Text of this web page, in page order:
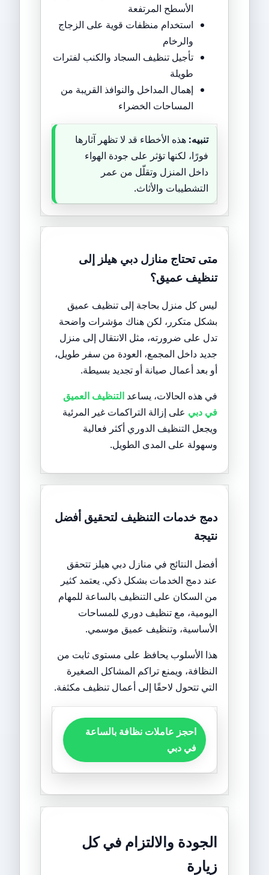
الأسطح المرتفعة
استخدام منظفات قوية على الزجاج
والرخام
تأجيل تنظيف السجاد والكنب لفترات
طويلة
إهمال المداخل والنوافذ القريبة من
المساحات الخضراء
تنبيه: هذه الأخطاء قد لا تظهر آثارها
فورًا، لكنها تؤثر على جودة الهواء
داخل المنزل وتقلّل من عمر
التشطيبات والأثاث.
متى تحتاج منازل دبي هيلز إلى
تنظيف عميق؟
ليس كل منزل بحاجة إلى تنظيف عميق
بشكل متكرر، لكن هناك مؤشرات واضحة
تدل على ضرورته، مثل الانتقال إلى منزل
جديد داخل المجمع، العودة من سفر طويل،
أو بعد أعمال صيانة أو تجديد بسيطة.
في هذه الحالات، يساعد التنظيف العميق
في دبي على إزالة التراكمات غير المرئية
ويجعل التنظيف الدوري أكثر فعالية
وسهولة على المدى الطويل.
دمج خدمات التنظيف لتحقيق أفضل
نتيجة
أفضل النتائج في منازل دبي هيلز تتحقق
عند دمج الخدمات بشكل ذكي. يعتمد كثير
من السكان على التنظيف بالساعة للمهام
اليومية، مع تنظيف دوري للمساحات
الأساسية، وتنظيف عميق موسمي.
هذا الأسلوب يحافظ على مستوى ثابت من
النظافة، ويمنع تراكم المشاكل الصغيرة
التي تتحول لاحقًا إلى أعمال تنظيف مكثفة.
احجز عاملات نظافة بالساعة
في دبي
الجودة والالتزام في كل
زيارة